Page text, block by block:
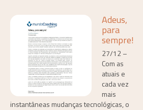
Adeus,
para
sempre!
27/12 –
Com as
atuais e
cada vez
mais
instantâneas mudanças tecnológicas, o